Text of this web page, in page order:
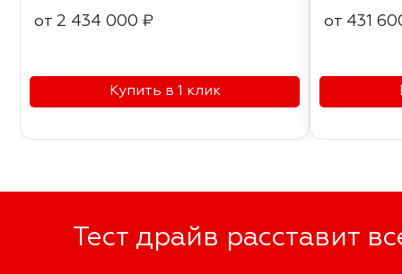
от 2 434 000 ₽
Купить в 1 клик
от 431
Тест драйв расставит